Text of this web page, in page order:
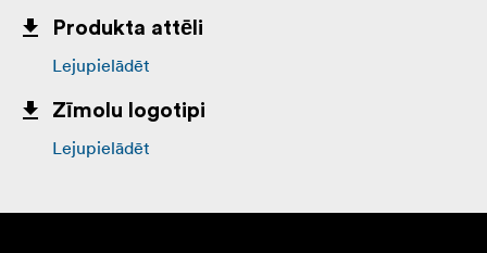
Produkta attēli
Lejupielādēt
Zīmolu logotipi
Lejupielādēt